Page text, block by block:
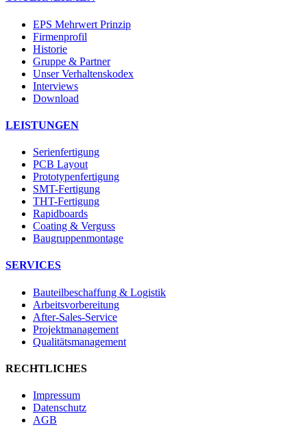
EPS Mehrwert Prinzip
Firmenprofil
Historie
Gruppe & Partner
Unser Verhaltenskodex
Interviews
Download
LEISTUNGEN
Serienfertigung
PCB Layout
Prototypenfertigung
SMT-Fertigung
THT-Fertigung
Rapidboards
Coating & Verguss
Baugruppenmontage
SERVICES
Bauteilbeschaffung & Logistik
Arbeitsvorbereitung
After-Sales-Service
Projektmanagement
Qualitätsmanagement
RECHTLICHES
Impressum
Datenschutz
AGB